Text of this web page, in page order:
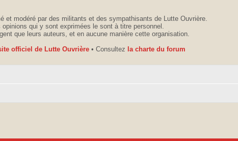
et modéré par des militants et des sympathisants de Lutte Ouvrière.
opinions qui y sont exprimées le sont à titre personnel.
que leurs auteurs, et en aucune manière cette organisation.
officiel de Lutte Ouvrière • Consultez la charte du forum